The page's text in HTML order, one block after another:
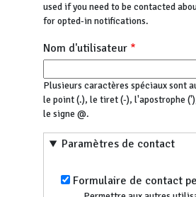
used if you need to be contacted
for opted-in notifications.
Nom d'utilisateur
Plusieurs caractères spéciaux sont
le point (.), le tiret (-), l'apostrophe
le signe @.
Paramètres de contact
Formulaire de contact